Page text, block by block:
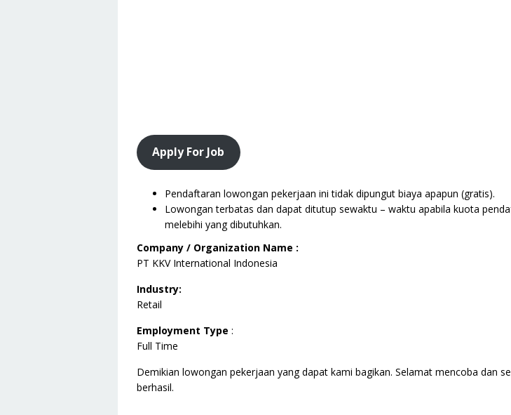
Apply For Job
Pendaftaran lowongan pekerjaan ini tidak dipungut biaya apapun (gratis).
Lowongan terbatas dan dapat ditutup sewaktu – waktu apabila kuota
melebihi yang dibutuhkan.
Company / Organization Name :
PT KKV International Indonesia
Industry:
Retail
Employment Type :
Full Time
Demikian lowongan pekerjaan yang dapat kami bagikan. Selamat mencoba dan
berhasil.